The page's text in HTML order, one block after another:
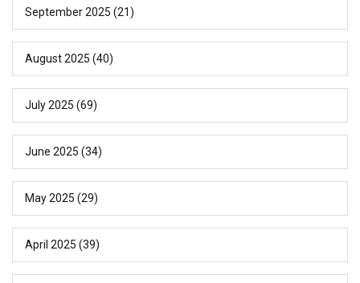
September 2025 (21)
August 2025 (40)
July 2025 (69)
June 2025 (34)
May 2025 (29)
April 2025 (39)